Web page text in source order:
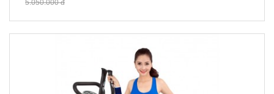
5.050.000 đ